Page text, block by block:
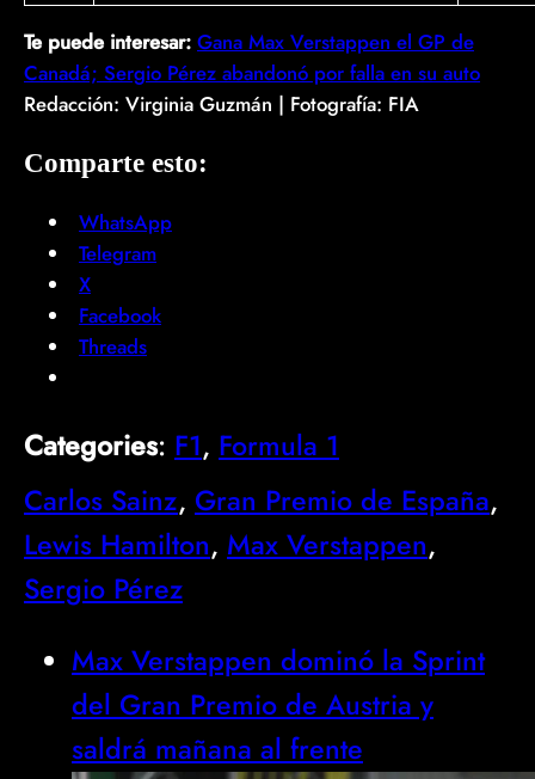
Te puede interesar: Gana Max Verstappen el GP de
Canadá; Sergio Pérez abandonó por falla en su auto
Redacción: Virginia Guzmán | Fotografía: FIA
Comparte esto:
WhatsApp
Telegram
X
Facebook
Threads
Categories: F1, Formula 1
Carlos Sainz, Gran Premio de España
Lewis Hamilton, Max Verstappen
Sergio Pérez
Max Verstappen dominó la Sprint
del Gran Premio de Austria y
saldrá mañana al frente